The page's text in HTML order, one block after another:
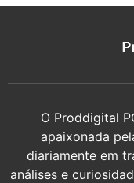
O Proddigital
apaixonada
diariamente em
análises e